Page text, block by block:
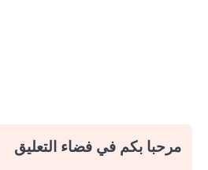
مرحبا بكم في فضاء التعليق